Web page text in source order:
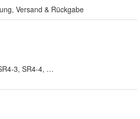
Versand & Rückgabe
3, SR4-4, S50,51,53 SR50,80